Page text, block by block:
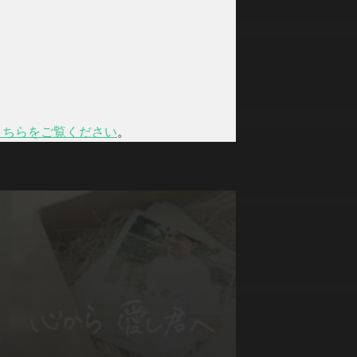
らをご覧ください。